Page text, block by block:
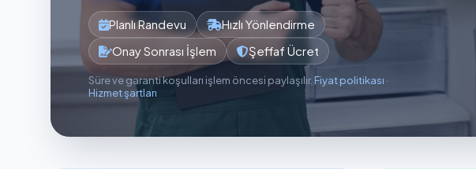
Planlı Randevu
Hızlı Yönlendirme
Onay Sonrası İşlem
Şeffaf Ücret
Süre ve garanti koşulları işlem öncesi paylaşılır. Fiyat politikası ·
Hizmet şartları